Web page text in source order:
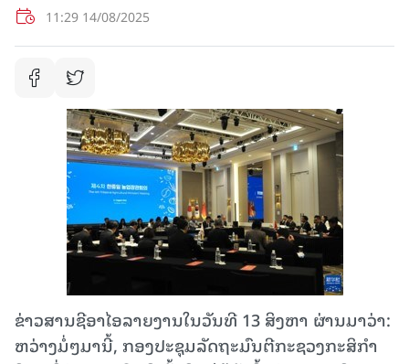
11:29 14/08/2025
ຂ່າວສານຊີອາໄອລາຍງານໃນວັນທີ 13 ສິງຫາ ຜ່ານມາວ່າ:
ຫວ່າງມໍ່ໆມານີ້, ກອງ​ປະ​ຊຸມ​ລັດ​ຖະ​ມົນ​ຕີ​ກະ​ຊວງ​ກະ​ສິ​ກຳ​